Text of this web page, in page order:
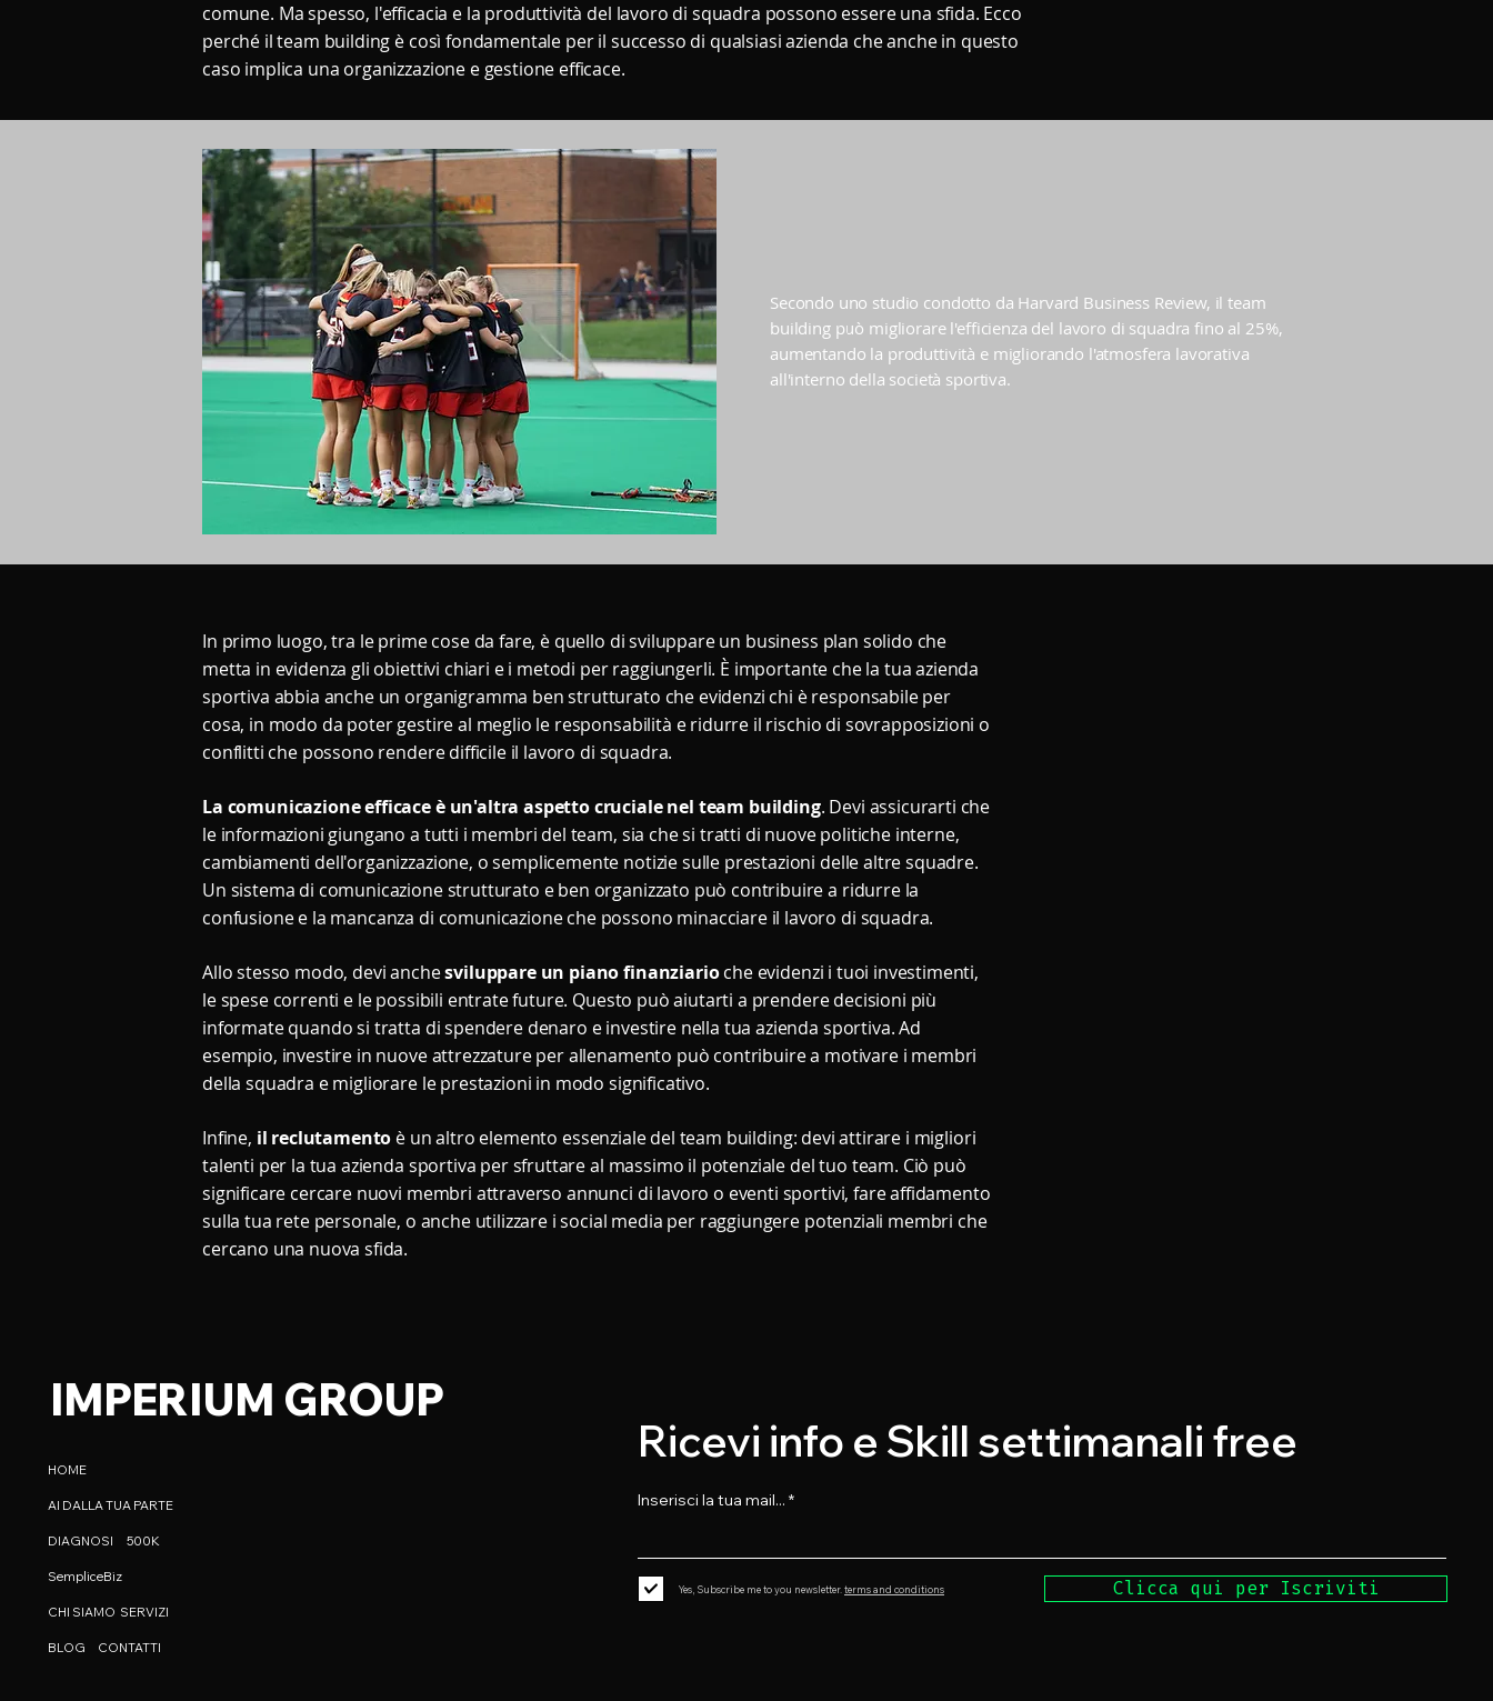
comune. Ma spesso, l'efficacia e la produttività del lavoro di squadra possono essere una sfida. Ecco
perché il team building è così fondamentale per il successo di qualsiasi azienda che anche in questo
caso implica una organizzazione e gestione efficace.
Secondo uno studio condotto da Harvard Business Review, il team
building può migliorare l'efficienza del lavoro di squadra fino al 25%,
aumentando la produttività e migliorando l'atmosfera lavorativa
all'interno della società sportiva.
In primo luogo, tra le prime cose da fare, è quello di sviluppare un business plan solido che
metta in evidenza gli obiettivi chiari e i metodi per raggiungerli. È importante che la tua azienda
sportiva abbia anche un organigramma ben strutturato che evidenzi chi è responsabile per
cosa, in modo da poter gestire al meglio le responsabilità e ridurre il rischio di sovrapposizioni o
conflitti che possono rendere difficile il lavoro di squadra.
La comunicazione efficace è un'altra aspetto cruciale nel team building. Devi assicurarti che
le informazioni giungano a tutti i membri del team, sia che si tratti di nuove politiche interne,
cambiamenti dell'organizzazione, o semplicemente notizie sulle prestazioni delle altre squadre.
Un sistema di comunicazione strutturato e ben organizzato può contribuire a ridurre la
confusione e la mancanza di comunicazione che possono minacciare il lavoro di squadra.
Allo stesso modo, devi anchesviluppare un piano finanziarioche evidenzi i tuoi investimenti,
le spese correnti e le possibili entrate future. Questo può aiutarti a prendere decisioni più
informate quando si tratta di spendere denaro e investire nella tua azienda sportiva. Ad
esempio, investire in nuove attrezzature per allenamento può contribuire a motivare i membri
della squadra e migliorare le prestazioni in modo significativo.
Infine, il reclutamento è un altro elemento essenziale del team building: devi attirare i migliori
talenti per la tua azienda sportiva per sfruttare al massimo il potenziale del tuo team. Ciò può
significare cercare nuovi membri attraverso annunci di lavoro o eventi sportivi, fare affidamento
sulla tua rete personale, o anche utilizzare i social media per raggiungere potenziali membri che
cercano una nuova sfida.
IMPERIUM GROUP
HOME
AI DALLA TUA PARTE
DIAGNOSI 500K
SempliceBiz
CHI SIAMO SERVIZI
BLOG CONTATTI
Ricevi info e Skill settimanali free
Inserisci la tua mail...
Yes, Subscribe me to you newsletter. terms and conditions Clicca qui per Iscriviti